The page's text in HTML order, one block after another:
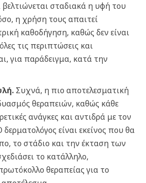
σταδιακά η υφή του
η χρήση τους απαιτεί
καθοδήγηση, καθώς δεν είναι
τις περιπτώσεις και
για παράδειγμα, κατά την
Συχνά, η πιο αποτελεσματική
θεραπειών, καθώς κάθε
ανάγκες και αντιδρά με τον
είναι εκείνος που θα
το στάδιο και την έκταση των
το κατάλληλο,
θεραπείας για το